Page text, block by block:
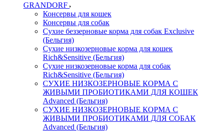
GRANDORF
Консервы для кошек
Консервы для собак
Сухие беззерновые корма для собак Exclusive
(Бельгия)
Сухие низкозерновые корма для кошек
Rich&Sensitive (Бельгия)
Сухие низкозерновые корма для собак
Rich&Sensitive (Бельгия)
СУХИЕ НИЗКОЗЕРНОВЫЕ КОРМА С
ЖИВЫМИ ПРОБИОТИКАМИ ДЛЯ КОШЕК
Advanced (Бельгия)
СУХИЕ НИЗКОЗЕРНОВЫЕ КОРМА С
ЖИВЫМИ ПРОБИОТИКАМИ ДЛЯ СОБАК
Advanced (Бельгия)